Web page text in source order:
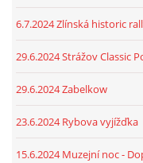
6.7.2024 Zlínská historic
29.6.2024 Strážov Classic
29.6.2024 Zabelkow
23.6.2024 Rybova vyjížďka
15.6.2024 Muzejní noc -